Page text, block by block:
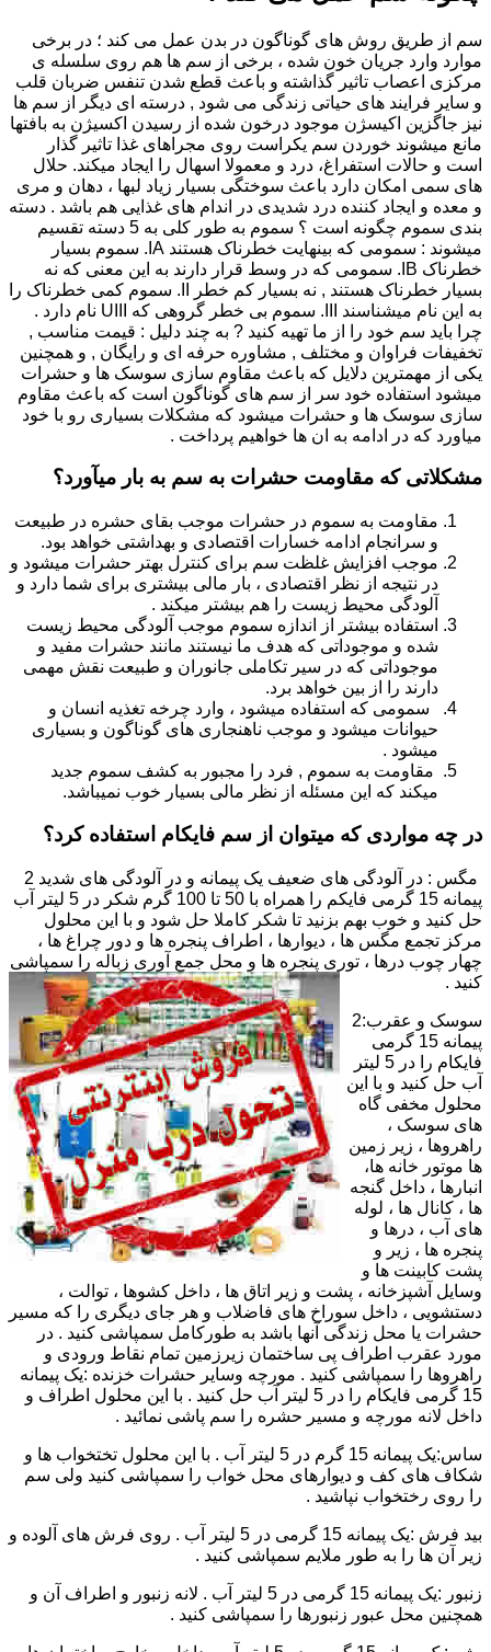
سم از طریق روش های گوناگون در بدن عمل می کند ؛ در برخی
موارد وارد جریان خون شده ، برخی از سم ها هم روی سلسله ی
مرکزی اعصاب تاثیر گذاشته و باعث قطع شدن تنفس ضربان قلب
و سایر فرایند های حیاتی زندگی می شود , درسته ای دیگر از سم ها
نیز جاگزین اکیسژن موجود درخون شده از رسیدن اکسیژن به بافتها
مانع میشوند خوردن سم یکراست روی مجراهای غذا تاثیر گذار
است و حالات استفراغ، درد و معمولا اسهال را ایجاد میکند. حلال
های سمی امکان دارد باعث سوختگی بسیار زیاد لبها ، دهان و مری
و معده و ایجاد کننده درد شدیدی در اندام های غذایی هم باشد . دسته
بندی سموم چگونه است ؟ سموم به طور کلی به 5 دسته تقسیم
میشوند : سمومی که بینهایت خطرناک هستند IA. سموم بسیار
خطرناک IB. سمومی که در وسط قرار دارند به این معنی که نه
بسیار خطرناک هستند , نه بسیار کم خطر II. سموم کمی خطرناک را
به این نام میشناسند III. سموم بی خطر گروهی که UIII نام دارد .
چرا باید سم خود را از ما تهیه کنید ? به چند دلیل : قیمت مناسب ,
تخفیفات فراوان و مختلف , مشاوره حرفه ای و رایگان , و همچنین
یکی از مهمترین دلایل که باعث مقاوم سازی سوسک ها و حشرات
میشود استفاده خود سر از سم های گوناگون است که باعث مقاوم
سازی سوسک ها و حشرات میشود که مشکلات بسیاری رو با خود
میاورد که در ادامه به ان ها خواهیم پرداخت .
مشکلاتی که مقاومت حشرات به سم به بار میآورد؟
مقاومت به سموم در حشرات موجب بقای حشره در طبیعت
و سرانجام ادامه خسارات اقتصادی و بهداشتی خواهد بود.
موجب افزایش غلظت سم برای کنترل بهتر حشرات میشود و
در نتیجه از نظر اقتصادی ، بار مالی بیشتری برای شما دارد و
آلودگی محیط زیست را هم بیشتر میکند .
استفاده بیشتر از اندازه سموم موجب آلودگی محیط زیست
شده و موجوداتی که هدف ما نیستند مانند حشرات مفید و
موجوداتی که در سیر تکاملی جانوران و طبیعت نقش مهمی
دارند را از بین خواهد برد.
سمومی که استفاده میشود ، وارد چرخه تغذیه انسان و
حیوانات میشود و موجب ناهنجاری های گوناگون و بسیاری
میشود .
مقاومت به سموم , فرد را مجبور به کشف سموم جدید
میکند که این مسئله از نظر مالی بسیار خوب نمیباشد.
در چه مواردی که میتوان از سم فایکام استفاده کرد؟
مگس : در آلودگی های ضعیف یک پیمانه و در آلودگی های شدید 2
پیمانه 15 گرمی فایکم را همراه با 50 تا 100 گرم شکر در 5 لیتر آب
حل کنید و خوب بهم بزنید تا شکر کاملا حل شود و با این محلول
مرکز تجمع مگس ها ، دیوارها ، اطراف پنجره ها و دور چراغ ها ،
چهار چوب درها ، توری پنجره ها و محل جمع آوری زباله را سمپاشی
کنید .
سوسک و عقرب:2
پیمانه 15 گرمی
فایکام را در 5 لیتر
آب حل کنید و با این
محلول مخفی گاه
های سوسک ،
راهروها ، زیر زمین
ها موتور خانه ها،
انبارها ، داخل گنجه
ها ، کانال ها ، لوله
های آب ، درها و
پنجره ها ، زیر و
پشت کابینت ها و
وسایل آشپزخانه ، پشت و زیر اتاق ها ، داخل کشوها ، توالت ،
دستشویی ، داخل سوراخ های فاضلاب و هر جای دیگری را که مسیر
حشرات یا محل زندگی آنها باشد به طورکامل سمپاشی کنید . در
مورد عقرب اطراف پی ساختمان زیرزمین تمام نقاط ورودی و
راهروها را سمپاشی کنید . مورچه وسایر حشرات خزنده :یک پیمانه
15 گرمی فایکام را در 5 لیتر آب حل کنید . با این محلول اطراف و
داخل لانه مورچه و مسیر حشره را سم پاشی نمائید .
ساس:یک پیمانه 15 گرم در 5 لیتر آب . با این محلول تختخواب ها و
شکاف های کف و دیوارهای محل خواب را سمپاشی کنید ولی سم
را روی رختخواب نپاشید .
بید فرش :یک پیمانه 15 گرمی در 5 لیتر آب . روی فرش های آلوده و
زیر آن ها را به طور ملایم سمپاشی کنید .
زنبور :یک پیمانه 15 گرمی در 5 لیتر آب . لانه زنبور و اطراف آن و
همچنین محل عبور زنبورها را سمپاشی کنید .